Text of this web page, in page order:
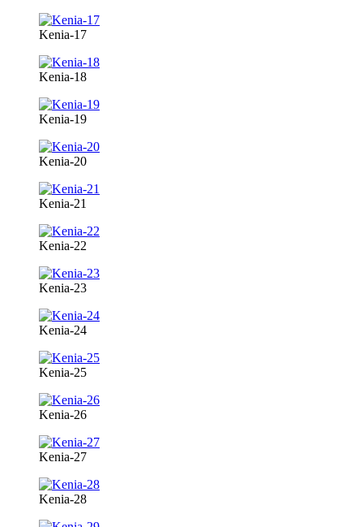
Kenia-17
Kenia-18
Kenia-19
Kenia-20
Kenia-21
Kenia-22
Kenia-23
Kenia-24
Kenia-25
Kenia-26
Kenia-27
Kenia-28